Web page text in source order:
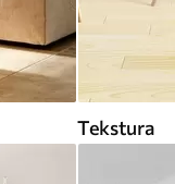
Tekstura